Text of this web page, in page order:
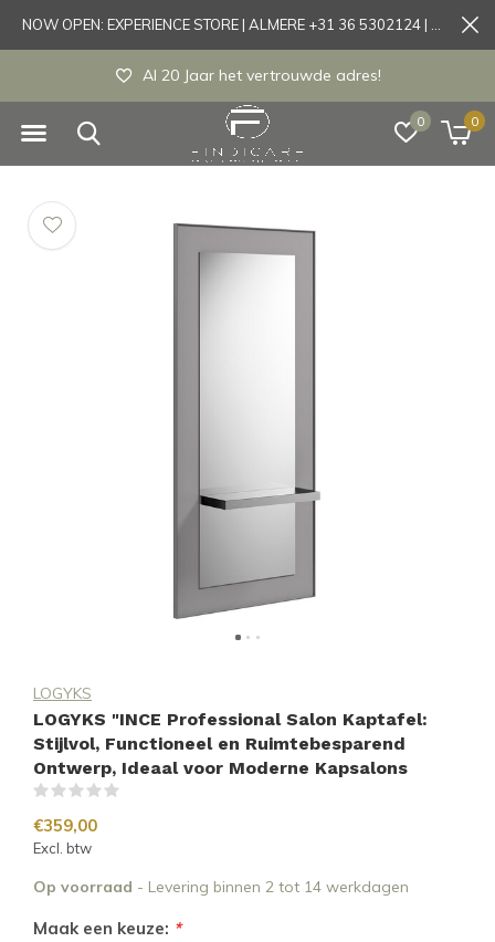
0 0
Experience store Almere
LOGYKS
LOGYKS "INCE Professional Salon Kaptafel:
Stijlvol, Functioneel en Ruimtebesparend
Ontwerp, Ideaal voor Moderne Kapsalons
€359,00
Excl. btw
Op voorraad - Levering binnen 2 tot 14 werkdagen
Maak een keuze: *